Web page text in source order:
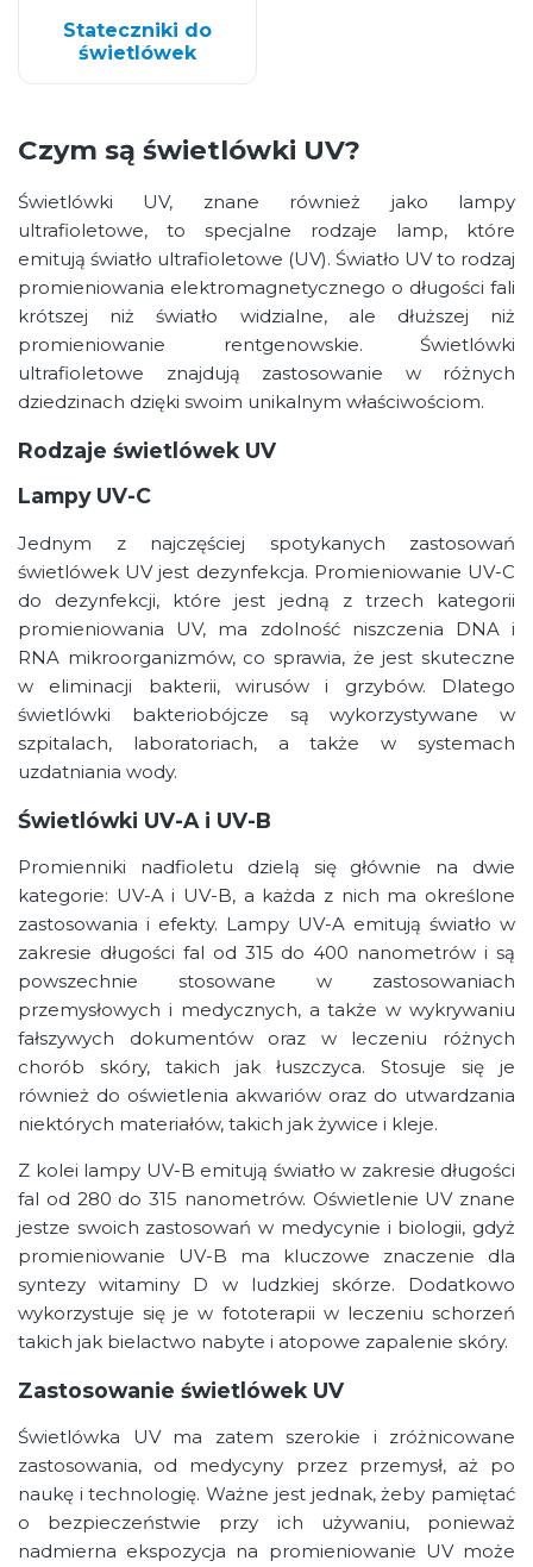
Stateczniki do
świetlówek
Czym są świetlówki UV?
Świetlówki UV, znane również jako lampy
ultrafioletowe, to specjalne rodzaje lamp, które
emitują światło ultrafioletowe (UV). Światło UV to rodzaj
promieniowania elektromagnetycznego o długości fali
krótszej niż światło widzialne, ale dłuższej niż
promieniowanie rentgenowskie. Świetlówki
ultrafioletowe znajdują zastosowanie w różnych
dziedzinach dzięki swoim unikalnym właściwościom.
Rodzaje świetlówek UV
Lampy UV-C
Jednym z najczęściej spotykanych zastosowań
świetlówek UV jest dezynfekcja. Promieniowanie UV-C
do dezynfekcji, które jest jedną z trzech kategorii
promieniowania UV, ma zdolność niszczenia DNA i
RNA mikroorganizmów, co sprawia, że jest skuteczne
w eliminacji bakterii, wirusów i grzybów. Dlatego
świetlówki bakteriobójcze są wykorzystywane w
szpitalach, laboratoriach, a także w systemach
uzdatniania wody.
Świetlówki UV-A i UV-B
Promienniki nadfioletu dzielą się głównie na dwie
kategorie: UV-A i UV-B, a każda z nich ma określone
zastosowania i efekty. Lampy UV-A emitują światło w
zakresie długości fal od 315 do 400 nanometrów i są
powszechnie stosowane w zastosowaniach
przemysłowych i medycznych, a także w wykrywaniu
fałszywych dokumentów oraz w leczeniu różnych
chorób skóry, takich jak łuszczyca. Stosuje się je
również do oświetlenia akwariów oraz do utwardzania
niektórych materiałów, takich jak żywice i kleje.
Z kolei lampy UV-B emitują światło w zakresie długości
fal od 280 do 315 nanometrów. Oświetlenie UV znane
jestze swoich zastosowań w medycynie i biologii, gdyż
promieniowanie UV-B ma kluczowe znaczenie dla
syntezy witaminy D w ludzkiej skórze. Dodatkowo
wykorzystuje się je w fototerapii w leczeniu schorzeń
takich jak bielactwo nabyte i atopowe zapalenie skóry.
Zastosowanie świetlówek UV
Świetlówka UV ma zatem szerokie i zróżnicowane
zastosowania, od medycyny przez przemysł, aż po
naukę i technologię. Ważne jest jednak, żeby pamiętać
o bezpieczeństwie przy ich używaniu, ponieważ
nadmierna ekspozycja na promieniowanie UV może